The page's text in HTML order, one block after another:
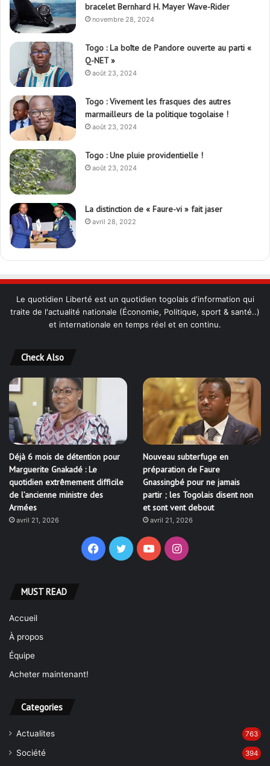
bracelet Bernhard H. Mayer Wave-Rider
novembre 28, 2024
Togo : La boîte de Pandore ouverte au parti «
Q-NET »
août 23, 2024
Togo : Vivement les frasques des autres
marmailleurs de la politique togolaise !
août 23, 2024
Togo : Une pluie providentielle !
août 23, 2024
La distinction de « Faure-vi » fait jaser
avril 28, 2022
Le quotidien Liberté est un quotidien togolais d'information qui
traite de l'actualité nationale (Économie, Politique, sport & santé..)
et internationale en temps réel et en continu.
Check Also
Déjà 6 mois de détention pour
Marguerite Gnakadé : Le
quotidien extrêmement difficile
de l’ancienne ministre des
Armées
avril 21, 2026
Nouveau subterfuge en
préparation de Faure
Gnassingbé pour ne jamais
partir ; les Togolais disent non
et sont vent debout
avril 21, 2026
Facebook
TwitterYouTubeInstagram
MUST READ
Accueil
À propos
Équipe
Acheter maintenant!
Categories
Actualites 763
Société 394